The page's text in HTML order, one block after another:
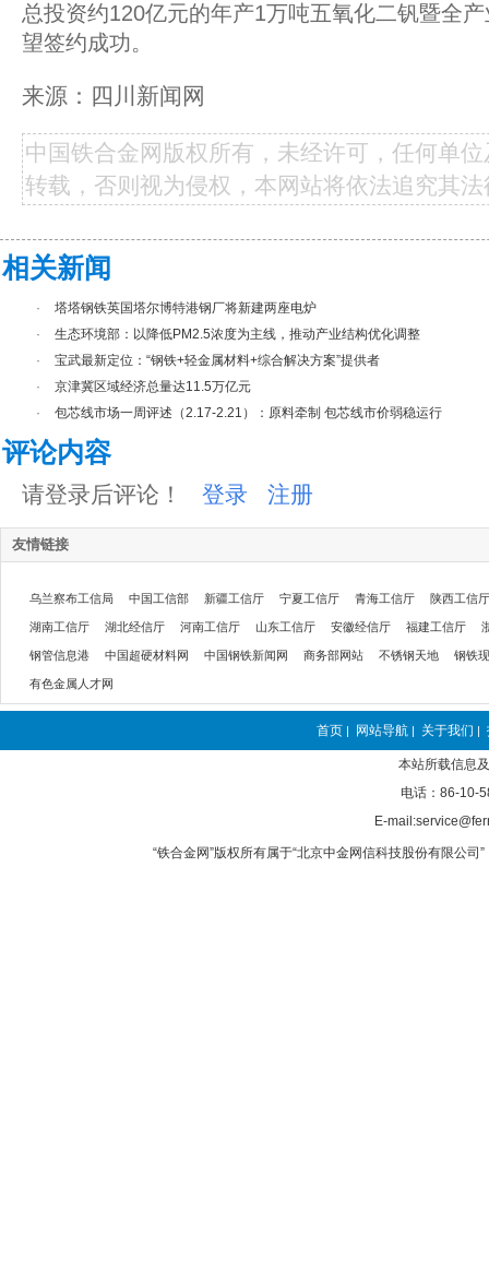
总投资约120亿元的年产1万吨五氧化二钒暨全
望签约成功。
来源：四川新闻网
中国铁合金网版权所有，未经许可，任何单
转载，否则视为侵权，本网站将依法追究其
相关新闻
·
塔塔钢铁英国塔尔博特港钢厂将新建两座电炉
·
生态环境部：以降低PM2.5浓度为主线，推动产业结构优化调整
·
宝武最新定位：“钢铁+轻金属材料+综合解决方案”提供者
·
京津冀区域经济总量达11.5万亿元
·
包芯线市场一周评述（2.17-2.21）：原料牵制 包芯线市价弱稳运行
评论内容
请登录后评论！ 登录 注册
友情链接
乌兰察布工信局 中国工信部 新疆工信厅 宁夏工信厅 青海工信厅 陕西工信厅
湖南工信厅 湖北经信厅 河南工信厅 山东工信厅 安徽经信厅 福建工信厅
钢管信息港 中国超硬材料网 中国钢铁新闻网 商务部网站 不锈钢天地 钢铁
有色金属人才网
首页 | 网站导航 | 关于我们 |
本站所载信息
电话：86-10-
E-
“铁合金网”版权所有属于“北京中金网信科技股份有限公司